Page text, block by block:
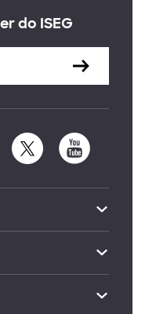
do ISEG